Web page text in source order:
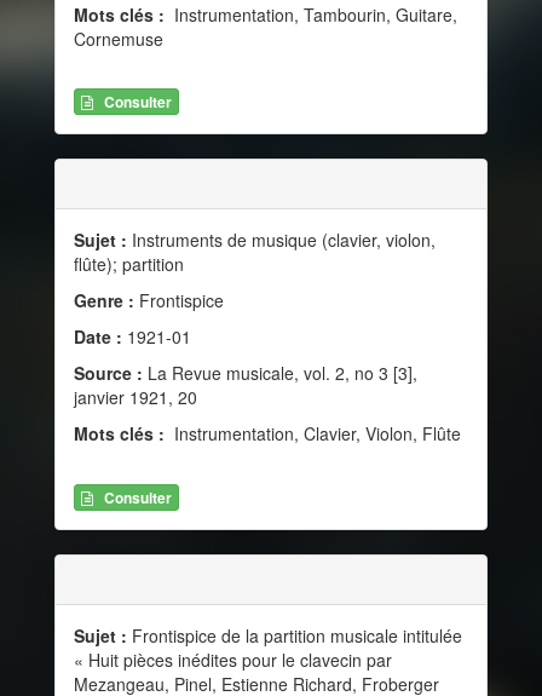
Mots clés : Instrumentation, Tambourin, Guitare,
Cornemuse
Consulter
Sujet : Instruments de musique (clavier, violon,
flûte); partition
Genre : Frontispice
Date : 1921-01
Source : La Revue musicale, vol. 2, no 3 [3],
janvier 1921, 20
Mots clés : Instrumentation, Clavier, Violon, Flûte
Consulter
Sujet : Frontispice de la partition musicale intitulée
« Huit pièces inédites pour le clavecin par
Mezangeau, Pinel, Estienne Richard, Froberger